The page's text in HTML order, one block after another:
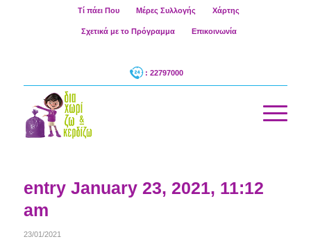
Τί πάει Που Μέρες Συλλογής Χάρτης
Σχετικά με το Πρόγραμμα Επικοινωνία
: 22797000
entry January 23, 2021, 11:12
am
23/01/2021